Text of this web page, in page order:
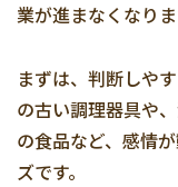
業が進まなくなりま
まずは、判断しや
の古い調理器具や
の食品など、感情
ズです。